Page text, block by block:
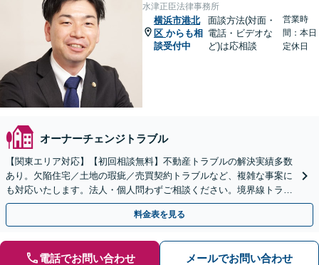
水津正臣法律事務所
横浜市港北
区 からも相
談受付中
面談方法(対面・
電話・ビデオな
ど)は応相談
営業時
間：本日
定休日
オーナーチェンジトラブル
【関東エリア対応】【初回相談無料】不動産トラブルの解決実績多数
あり。欠陥住宅／土地の瑕疵／売買契約トラブルなど、複雑な事案に
も対応いたします。法人・個人問わずご相談ください。境界線トラブ
ルも多くの対応実績あり。【電話相談・Web面談可】
料金表を見る
電話でお問い合わせ メールでお問い合わせ